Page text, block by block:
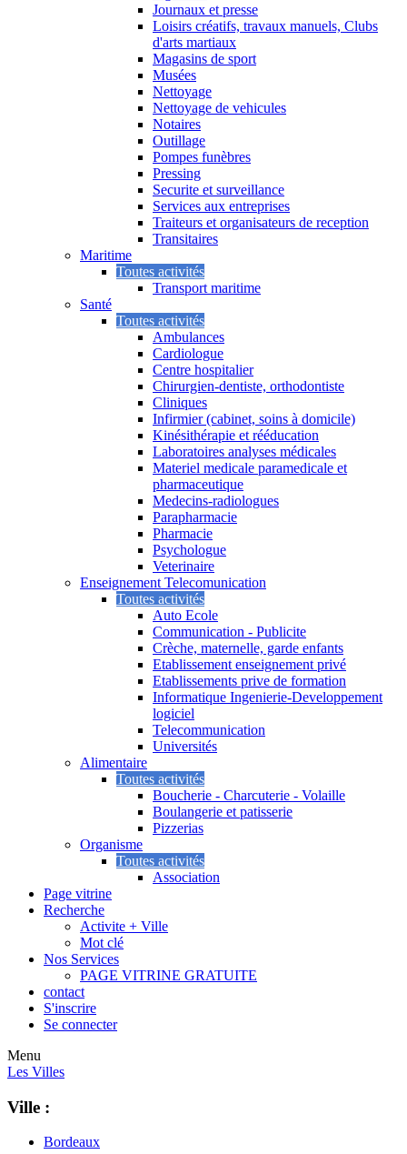
Journaux et presse
Loisirs créatifs, travaux manuels, Clubs
d'arts martiaux
Magasins de sport
Musées
Nettoyage
Nettoyage de vehicules
Notaires
Outillage
Pompes funèbres
Pressing
Securite et surveillance
Services aux entreprises
Traiteurs et organisateurs de reception
Transitaires
Maritime
Toutes activités
Transport maritime
Santé
Toutes activités
Ambulances
Cardiologue
Centre hospitalier
Chirurgien-dentiste, orthodontiste
Cliniques
Infirmier (cabinet, soins à domicile)
Kinésithérapie et rééducation
Laboratoires analyses médicales
Materiel medicale paramedicale et
pharmaceutique
Medecins-radiologues
Parapharmacie
Pharmacie
Psychologue
Veterinaire
Enseignement Telecomunication
Toutes activités
Auto Ecole
Communication - Publicite
Crèche, maternelle, garde enfants
Etablissement enseignement privé
Etablissements prive de formation
Informatique Ingenierie-Developpement
logiciel
Telecommunication
Universités
Alimentaire
Toutes activités
Boucherie - Charcuterie - Volaille
Boulangerie et patisserie
Pizzerias
Organisme
Toutes activités
Association
Page vitrine
Recherche
Activite + Ville
Mot clé
Nos Services
PAGE VITRINE GRATUITE
contact
S'inscrire
Se connecter
Menu
Les Villes
Ville :
Bordeaux